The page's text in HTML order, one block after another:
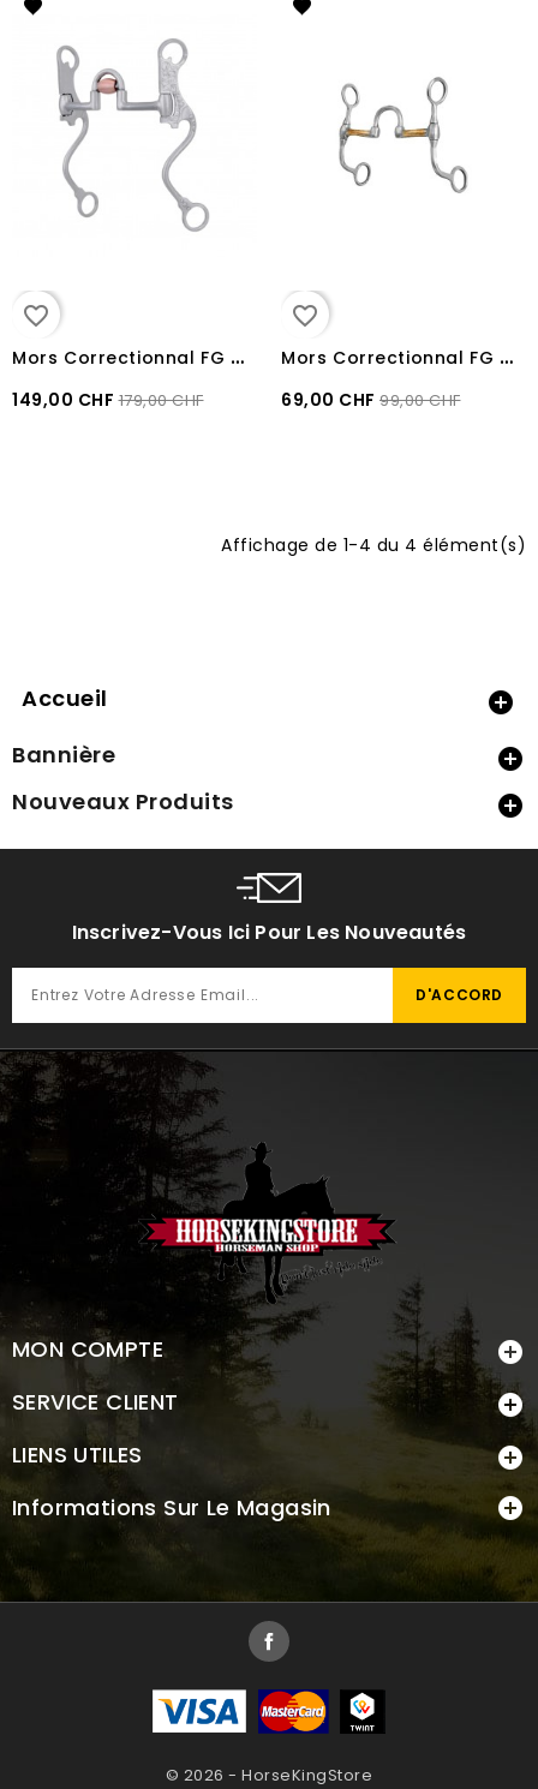
favorite_border
M
ors Correctionnal FG de présentation METALAB
149,00 CHF 179,00 CHF
favorite_border
M
ors Correctionnal FG de présentation METALAB
69,00 CHF 99,00 CHF
Affichage de 1-4 du 4 élément(s)
Accueil 
Bannière 
Nouveaux Produits 
Inscrivez-Vous Ici Pour Les Nouveautés
MON COMPTE 
SERVICE CLIENT 
LIENS UTILES 
Informations Sur Le Magasin 
© 2026 - HorseKingStore